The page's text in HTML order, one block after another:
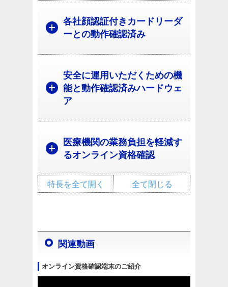
各社顔認証付きカードリーダ
ーとの動作確認済み
安全に運用いただくための機
能と動作確認済みハードウェ
ア
医療機関の業務負担を軽減す
るオンライン資格確認
全て閉じる
特長を全て開く
関連動画
オンライン資格確認端末のご紹介